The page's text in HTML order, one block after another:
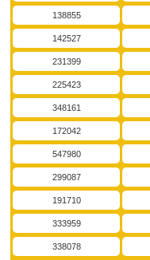
138855
142527
231399
225423
348161
172042
547980
299087
191710
333959
338078